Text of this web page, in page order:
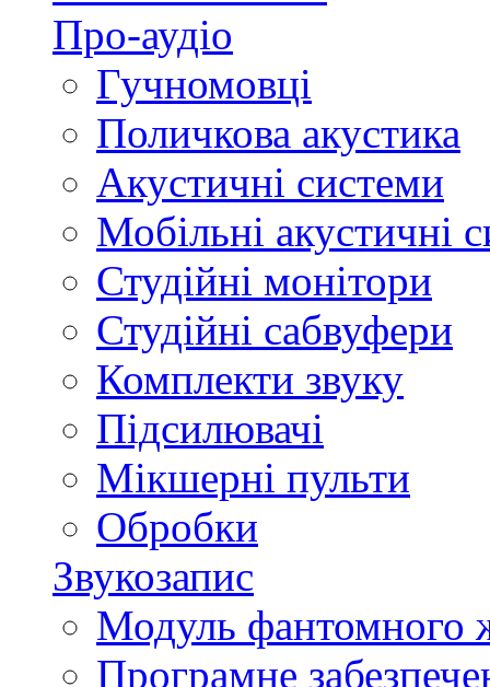
Про-аудіо
Гучномовці
Поличкова акустика
Акустичні системи
Мобільні акустичні
Студійні монітори
Студійні сабвуфери
Комплекти звуку
Підсилювачі
Мікшерні пульти
Обробки
Звукозапис
Модуль фантомного
Програмне